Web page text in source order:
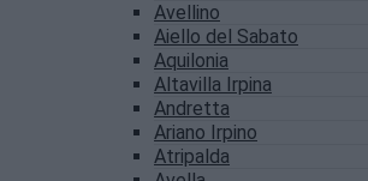
Avellino
Aiello del Sabato
Aquilonia
Altavilla Irpina
Andretta
Ariano Irpino
Atripalda